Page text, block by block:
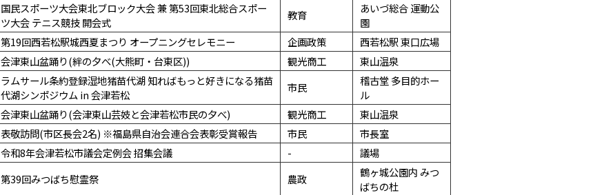
国民スポーツ大会東北ブロック大会 兼 第53回東北総合スポー
ツ大会 テニス競技 開会式
教育
あいづ総合 運動公
園
第19回西若松駅城西夏まつり オープニングセレモニー 企画政策
西若松駅 東口広場
会津東山盆踊り(絆の夕べ(大熊町・台東区)) 観光商工
東山温泉
ラムサール条約登録湿地猪苗代湖 知ればもっと好きになる猪苗
代湖シンポジウム in 会津若松
市民
稽古堂 多目的ホー
ル
会津東山盆踊り(会津東山芸妓と会津若松市民の夕べ) 観光商工
東山温泉
表敬訪問(市区長会2名) ※福島県自治会連合会表彰受賞報告 市民
市長室
令和8年会津若松市議会定例会 招集会議 -
議場
第39回みつばち慰霊祭 農政
鶴ヶ城公園内 みつ
ばちの杜